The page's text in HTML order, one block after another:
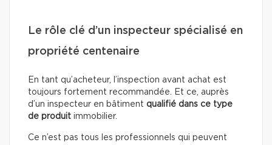
Le rôle clé d’un inspecteur spécialisé en
propriété centenaire
En tant qu’acheteur, l’inspection avant achat est
toujours fortement recommandée. Et ce, auprès
d’un inspecteur en bâtiment qualifié dans ce type
de produit immobilier.
Ce n’est pas tous les professionnels qui peuvent